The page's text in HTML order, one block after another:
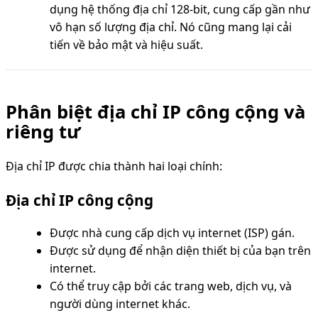
dụng hệ thống địa chỉ 128-bit, cung cấp gần như
vô hạn số lượng địa chỉ. Nó cũng mang lại cải
tiến về bảo mật và hiệu suất.
Phân biệt địa chỉ IP công cộng và
riêng tư
Địa chỉ IP được chia thành hai loại chính:
Địa chỉ IP công cộng
Được nhà cung cấp dịch vụ internet (ISP) gán.
Được sử dụng để nhận diện thiết bị của bạn trên
internet.
Có thể truy cập bởi các trang web, dịch vụ, và
người dùng internet khác.